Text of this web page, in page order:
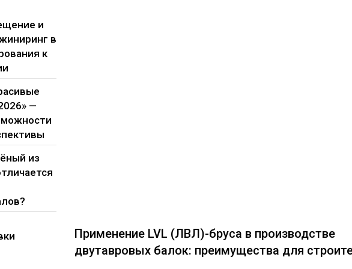
и
в
к
—
из
Применение LVL (ЛВЛ)-бруса в производстве
двутавровых балок: преимущества для